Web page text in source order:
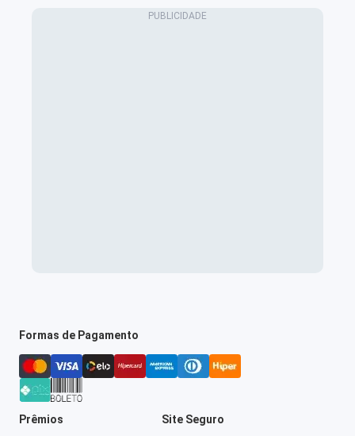
Formas de Pagamento
Prêmios Site Seguro